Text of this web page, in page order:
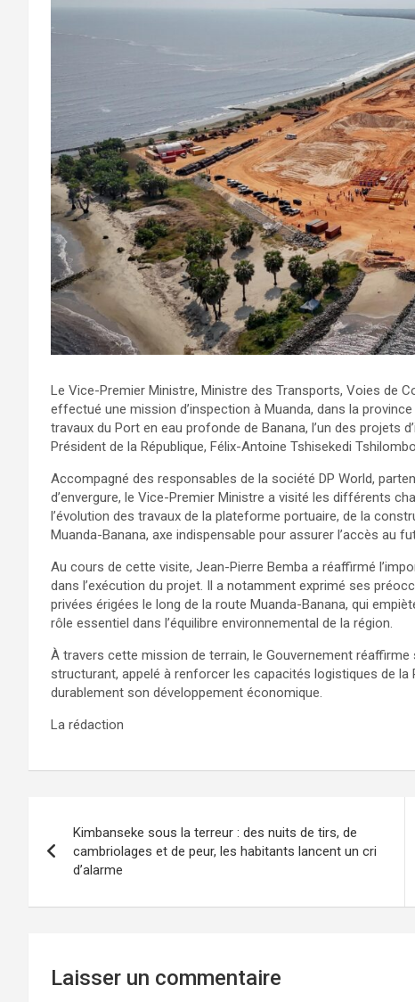
Le Vice-Premier Ministre, Ministre des Transports, Voies de
effectué une mission d’inspection à Muanda, dans la
travaux du Port en eau profonde de Banana, l’un des projets
Président de la République, Félix-Antoine Tshisekedi
Accompagné des responsables de la société DP World,
d’envergure, le Vice-Premier Ministre a visité les différents
l’évolution des travaux de la plateforme portuaire, de la
Muanda-Banana, axe indispensable pour assurer l’accès au
Au cours de cette visite, Jean-Pierre Bemba a réaffirmé
dans l’exécution du projet. Il a notamment exprimé ses
privées érigées le long de la route Muanda-Banana, qui
rôle essentiel dans l’équilibre environnemental de la région.
À travers cette mission de terrain, le Gouvernement
structurant, appelé à renforcer les capacités logistiques de
durablement son développement économique.
La rédaction
de
Kimbanseke sous la terreur : des nuits de tirs, de
cambriolages et de peur, les habitants lancent un cri
d’alarme
Laisser un commentaire